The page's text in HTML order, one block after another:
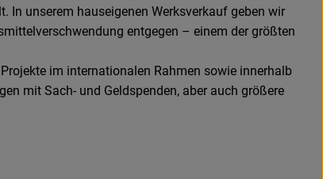
In unserem hauseigenen Werksverkauf geben wir
entgegen – einem der größten
im internationalen Rahmen sowie innerhalb
mit Sach- und Geldspenden, aber auch größere